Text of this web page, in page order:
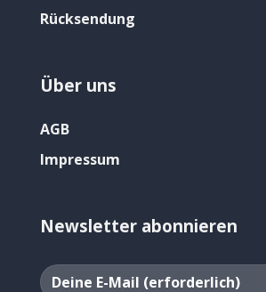
Rücksendung
Über uns
AGB
Impressum
Newsletter abonnieren